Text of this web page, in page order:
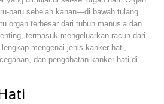
paru sebelah kanan—di bawah tulang
organ terbesar dari tubuh manusia dan
termasuk mengeluarkan racun dari
mengenai jenis kanker hati,
dan pengobatan kanker hati di